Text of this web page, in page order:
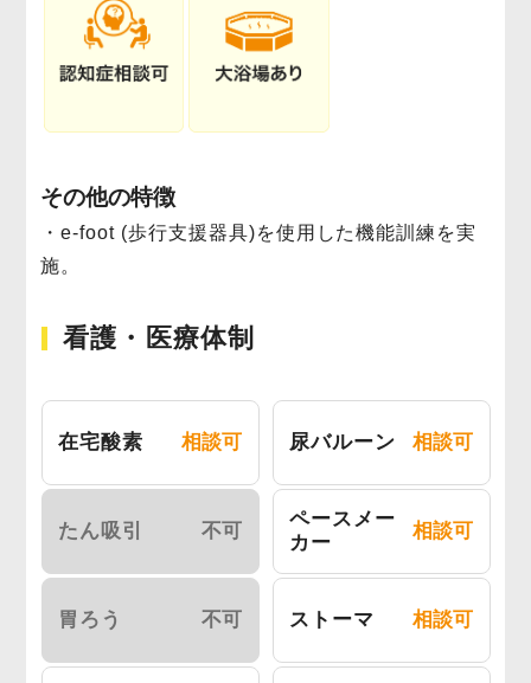
その他の特徴
・e-foot (歩行支援器具)を使用した機能訓練を実
施。
看護・医療体制
在宅酸素 相談可 尿バルーン 相談可
たん吸引 不可
ペースメー
カー
相談可
胃ろう 不可 ストーマ 相談可